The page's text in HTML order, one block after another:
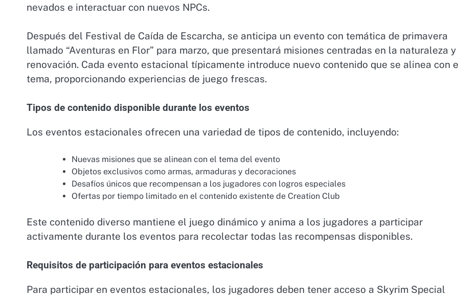
nevados e interactuar con nuevos NPCs.
Después del Festival de Caída de Escarcha, se anticipa un evento con temática de primavera
llamado “Aventuras en Flor” para marzo, que presentará misiones centradas en la naturaleza
renovación. Cada evento estacional típicamente introduce nuevo contenido que se alinea con
tema, proporcionando experiencias de juego frescas.
Tipos de contenido disponible durante los eventos
Los eventos estacionales ofrecen una variedad de tipos de contenido, incluyendo:
Nuevas misiones que se alinean con el tema del evento
Objetos exclusivos como armas, armaduras y decoraciones
Desafíos únicos que recompensan a los jugadores con logros especiales
Ofertas por tiempo limitado en el contenido existente de Creation Club
Este contenido diverso mantiene el juego dinámico y anima a los jugadores a participar
activamente durante los eventos para recolectar todas las recompensas disponibles.
Requisitos de participación para eventos estacionales
Para participar en eventos estacionales, los jugadores deben tener acceso a Skyrim Special